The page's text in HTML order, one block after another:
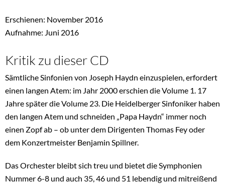
Erschienen: November 2016
Aufnahme: Juni 2016
Kritik zu dieser CD
Sämtliche Sinfonien von Joseph Haydn einzuspielen, erfordert
einen langen Atem: im Jahr 2000 erschien die Volume 1. 17
Jahre später die Volume 23. Die Heidelberger Sinfoniker haben
den langen Atem und schneiden „Papa Haydn“ immer noch
einen Zopf ab – ob unter dem Dirigenten Thomas Fey oder
dem Konzertmeister Benjamin Spillner.
Das Orchester bleibt sich treu und bietet die Symphonien
Nummer 6-8 und auch 35, 46 und 51 lebendig und mitreißend